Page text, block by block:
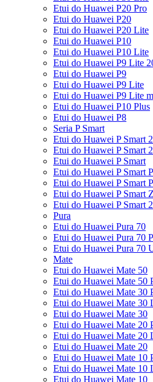
Etui do Huawei P20 Pro
Etui do Huawei P20
Etui do Huawei P20 Lite
Etui do Huawei P10
Etui do Huawei P10 Lite
Etui do Huawei P9 Lite
Etui do Huawei P9
Etui do Huawei P9 Lite
Etui do Huawei P9 Lite
Etui do Huawei P10 Plus
Etui do Huawei P8
Seria P Smart
Etui do Huawei P Smart
Etui do Huawei P Smart
Etui do Huawei P Smart
Etui do Huawei P Smart
Etui do Huawei P Smart
Etui do Huawei P Smart Z
Etui do Huawei P Smart
Pura
Etui do Huawei Pura 70
Etui do Huawei Pura 70
Etui do Huawei Pura 70
Mate
Etui do Huawei Mate 50
Etui do Huawei Mate 50
Etui do Huawei Mate 30
Etui do Huawei Mate 30
Etui do Huawei Mate 30
Etui do Huawei Mate 20
Etui do Huawei Mate 20
Etui do Huawei Mate 20
Etui do Huawei Mate 10
Etui do Huawei Mate 10
Etui do Huawei Mate 10